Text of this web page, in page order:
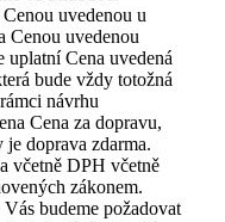
uvedenou u
Cenou uvedenou
Cena uvedená
bude vždy totožná
návrhu
Cena za dopravu,
doprava zdarma.
včetně DPH včetně
zákonem.
budeme požadovat